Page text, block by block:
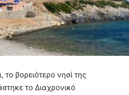
το βορειότερο νησί της
το Διαχρονικό